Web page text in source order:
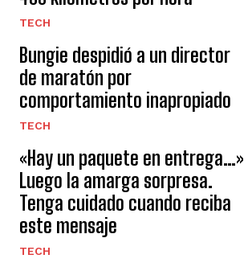
TECH
Bungie despidió a un director
de maratón por
comportamiento inapropiado
TECH
«Hay un paquete en entrega…»
Luego la amarga sorpresa.
Tenga cuidado cuando reciba
este mensaje
TECH